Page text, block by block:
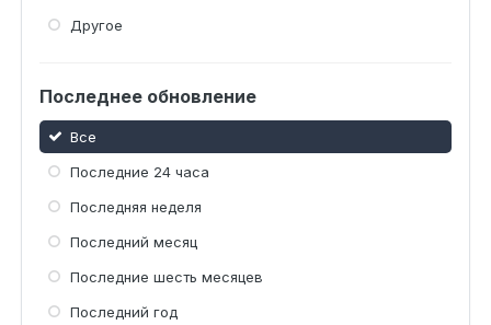
Другое
Последнее обновление
Все
Последние 24 часа
Последняя неделя
Последний месяц
Последние шесть месяцев
Последний год